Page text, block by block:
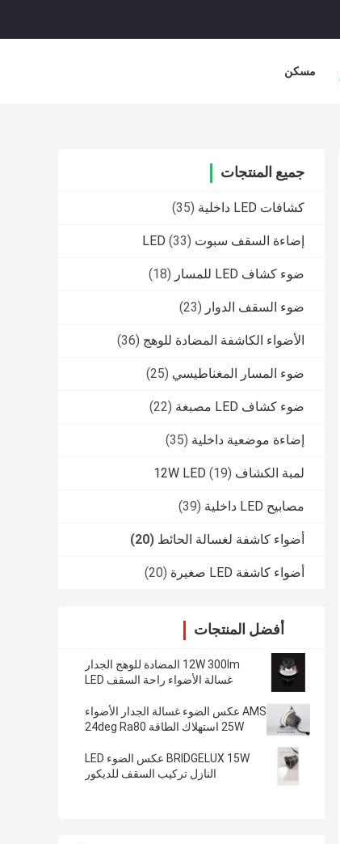
مسكن
جميع المنتجات
كشافات LED داخلية (35)
إضاءة السقف سبوت LED (33)
ضوء كشاف LED للمسار (18)
ضوء السقف الدوار (23)
الأضواء الكاشفة المضادة للوهج (36)
ضوء المسار المغناطيسي (25)
ضوء كشاف LED مصبغة (22)
إضاءة موضعية داخلية (35)
لمبة الكشاف 12W LED (19)
مصابيح LED داخلية (39)
أضواء كاشفة لغسالة الحائط (20)
أضواء كاشفة LED صغيرة (20)
أفضل المنتجات
12W 300lm المضادة للوهج الجدار
غسالة الأضواء راحة السقف LED
AMS عكس الضوء غسالة الجدار الأضواء
25W استهلاك الطاقة 24deg Ra80
BRIDGELUX 15W عكس الضوء LED
النازل تركيب السقف للديكور